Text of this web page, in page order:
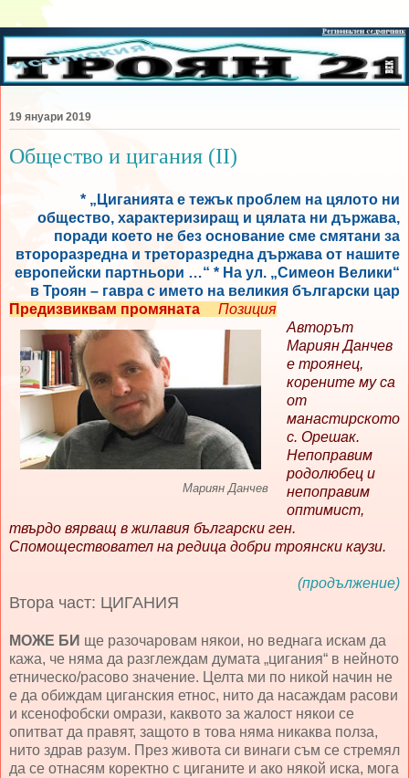
19 януари 2019
Общество и цигания (II)
* „Циганията е тежък проблем на цялото ни
общество, характеризиращ и цялата ни държава,
поради което не без основание сме смятани за
второразредна и треторазредна държава от нашите
европейски партньори …“ * На ул. „Симеон Велики“
в Троян – гавра с името на великия български цар
Предизвиквам промяната
Позиция
Мариян Данчев
Авторът
Мариян Данчев
е троянец,
корените му са
от
манастирското
с. Орешак.
Непоправим
родолюбец и
непоправим
оптимист,
твърдо вярващ в жилавия български ген.
Спомоществовател на редица добри троянски каузи.
(продължение)
Втора част: ЦИГАНИЯ
МОЖЕ БИ ще разочаровам някои, но веднага искам да
кажа, че няма да разглеждам думата „цигания“ в нейното
етническо/расово значение. Целта ми по никой начин не
е да обиждам циганския етнос, нито да насаждам расови
и ксенофобски омрази, каквото за жалост някои се
опитват да правят, защото в това няма никаква полза,
нито здрав разум. През живота си винаги съм се стремял
да се отнасям коректно с циганите и ако някой иска, мога